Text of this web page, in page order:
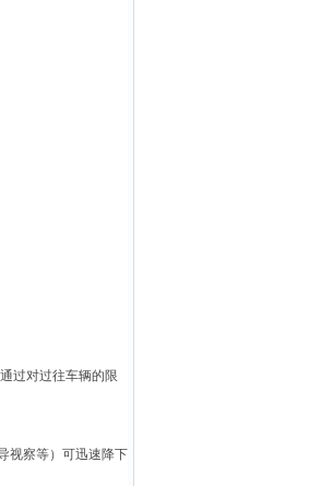
过对过往车辆的限
视察等）可迅速降下